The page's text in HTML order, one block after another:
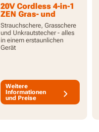
20V Cordless 4-in-1
ZEN Gras- und
Strauchschere mit
2.0Ah Akku und
Ladegerät
Strauchschere, Grasschere
und Unkrautstecher - alles
in einem erstaunlichen
Gerät
Weitere
Informationen
und Preise